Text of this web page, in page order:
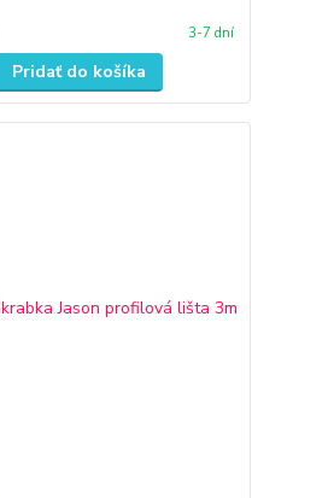
3-7 dní
Pridať do košíka